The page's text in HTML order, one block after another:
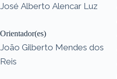
José Alberto Alencar Luz
Orientador(es)
João Gilberto Mendes dos
Reis